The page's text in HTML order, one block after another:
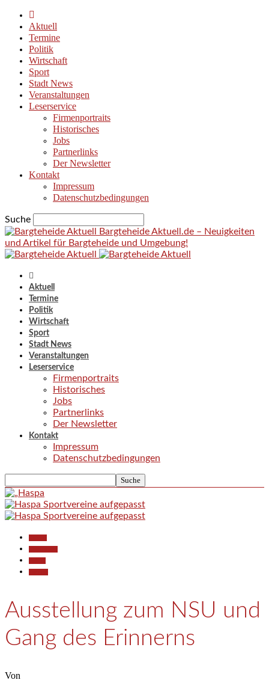
Aktuell
Termine
Politik
Wirtschaft
Sport
Stadt News
Veranstaltungen
Leserservice
Firmenportraits
Historisches
Jobs
Partnerlinks
Der Newsletter
Kontakt
Impressum
Datenschutzbedingungen
Suche
Bargteheide Aktuell.de – Neuigkeiten
und Artikel für Bargteheide und Umgebung!
Aktuell
Termine
Politik
Wirtschaft
Sport
Stadt News
Veranstaltungen
Leserservice
Firmenportraits
Historisches
Jobs
Partnerlinks
Der Newsletter
Kontakt
Impressum
Datenschutzbedingungen
Ausstellung zum NSU und
Gang des Erinnerns
Von